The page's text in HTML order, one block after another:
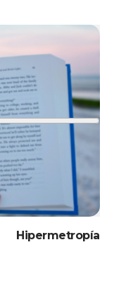
Hipermetropía